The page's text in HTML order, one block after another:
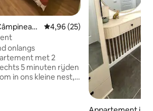
Gemiddelde beoordeling van
4,96 (25)
onlangs
met 2
5 minuten rijden